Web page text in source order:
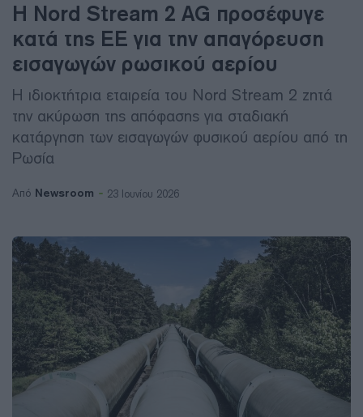
Η Nord Stream 2 AG προσέφυγε
κατά της ΕΕ για την απαγόρευση
εισαγωγών ρωσικού αερίου
Η ιδιοκτήτρια εταιρεία του Nord Stream 2 ζητά
την ακύρωση της απόφασης για σταδιακή
κατάργηση των εισαγωγών φυσικού αερίου από τη
Ρωσία
Από Newsroom 23 Ιουνίου 2026